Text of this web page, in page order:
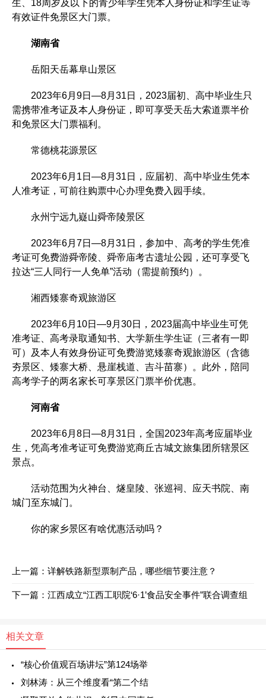
生、18周岁及以下的青少年学生凭本人身份证和学生证等
有效证件免景区大门票。
湖南省
岳阳天岳幕阜山景区
2023年6月9日—8月31日，2023届初、高中毕业生只
需携带准考证及本人身份证，即可享受天岳大索道票半价
和免景区大门票福利。
常德桃花源景区
2023年6月1日—8月31日，应届初、高中毕业生凭本
人准考证，可前往购票中心办理免费入园手续。
永州宁远九嶷山舜帝陵景区
2023年6月7日—8月31日，参加中、高考的学生凭准
考证可免费游舜帝陵、舜帝庙考古遗址公园，还可享受飞
拉达“三人同行一人免单”活动（需提前预约）。
湘西矮寨奇观旅游区
2023年6月10日—9月30日，2023届高中毕业生可凭
准考证、高考录取通知书、大学新生学生证（三者有一即
可）及本人有效身份证可免费游览矮寨奇观旅游区（含德
夯景区、矮寨大桥、悬崖栈道、吉斗苗寨）。此外，陪同
高考学子的两名家长可享景区门票半价优惠。
河南省
2023年6月8日—8月31日，全国2023年高考应届毕业
生，凭高考准考证可免费游览商丘古城文旅集团所辖景区
景点。
活动范围为火神台、燧皇陵、张巡祠、应天书院、南
城门至东城门。
你的家乡景区有啥优惠活动吗？
上一篇： 详解铁路新型票制产品，哪些细节要注意？
下一篇： 江西成立“江西工职院‘6·1’食品安全事件”联合调查组
相关文章
“核心价值观百场讲坛”第124场举
刘林涛：从三个维度看“第二个结